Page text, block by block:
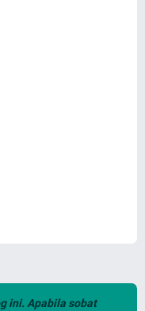
ini. Apabila sobat